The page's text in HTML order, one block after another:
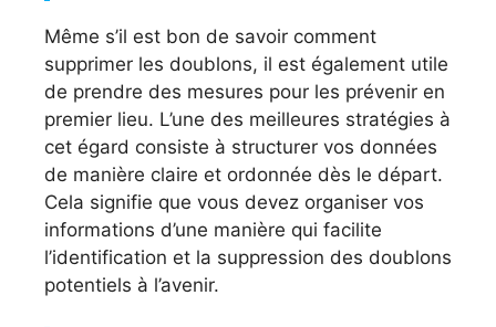
Même s’il est bon de savoir comment
supprimer les doublons, il est également utile
de prendre des mesures pour les prévenir en
premier lieu. L’une des meilleures stratégies à
cet égard consiste à structurer vos données
de manière claire et ordonnée dès le départ.
Cela signifie que vous devez organiser vos
informations d’une manière qui facilite
l’identification et la suppression des doublons
potentiels à l’avenir.